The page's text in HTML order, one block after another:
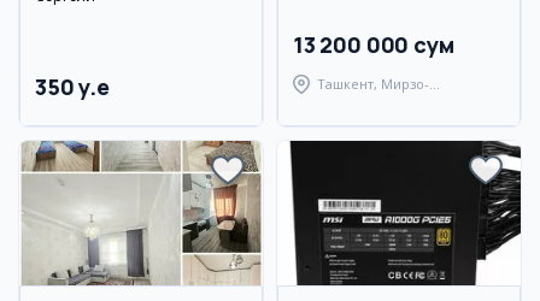
350 y.e
13 200 000 сум
Ташкент, Мирзо-